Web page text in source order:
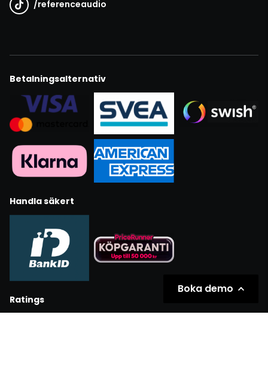
/referenceaudio
Betalningsalternativ
Handla säkert
Ratings
Boka demo